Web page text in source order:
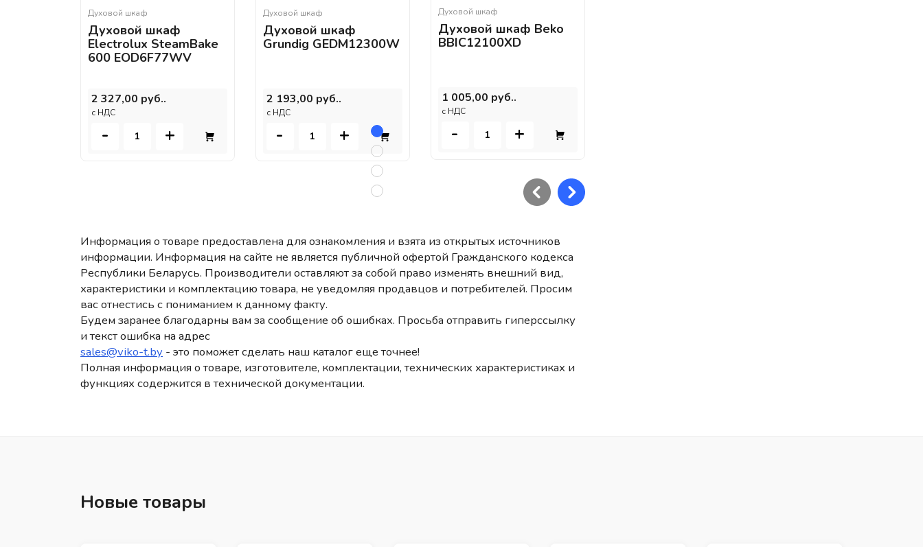
Духовой шкаф
Духовой шкаф
Electrolux SteamBake
600 EOD6F77WV
2 327,00 руб..
c НДС
- +
Духовой шкаф
Духовой шкаф
Grundig GEDM12300W
2 193,00 руб..
c НДС
- +
Духовой шкаф
Духовой шкаф Beko
BBIC12100XD
1 005,00 руб..
c НДС
- +
Информация о товаре предоставлена для ознакомления и взята из открытых источников
информации. Информация на сайте не является публичной офертой Гражданского кодекса
Республики Беларусь. Производители оставляют за собой право изменять внешний вид,
характеристики и комплектацию товара, не уведомляя продавцов и потребителей. Просим
вас отнестись с пониманием к данному факту.
Будем заранее благодарны вам за сообщение об ошибках. Просьба отправить гиперссылку
и текст ошибка на адрес
sales@viko-t.by - это поможет сделать наш каталог еще точнее!
Полная информация о товаре, изготовителе, комплектации, технических характеристиках и
функциях содержится в технической документации.
Новые товары